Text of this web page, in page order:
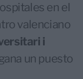
en el
valenciano
i
un puesto